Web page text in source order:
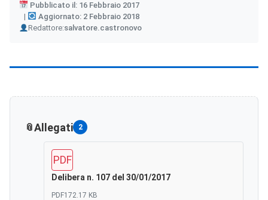
Pubblicato il: 16 Febbraio 2017
Aggiornato: 2 Febbraio 2018
Redattore:
Author salvatore.castronovo
Allegati 2
PDF
Delibera n. 107 del 30/01/2017
PDF172.17 KB